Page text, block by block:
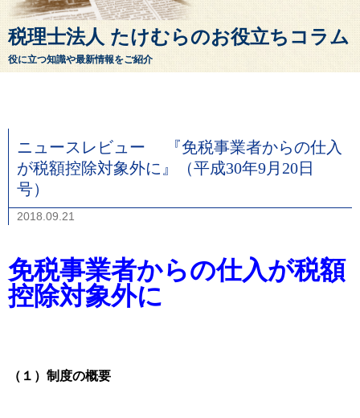
税理士法人 たけむらのお役立ちコラム
役に立つ知識や最新情報をご紹介
ニュースレビュー 『免税事業者からの仕入
が税額控除対象外に』（平成30年9月20日
号）
2018.09.21
免税事業者からの仕入が税額
控除対象外に
（１）制度の概要